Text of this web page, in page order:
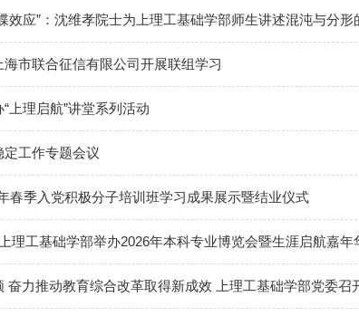
效应”：沈维孝院士为上理工基础学部师生讲述混沌与分形
海市联合征信有限公司开展联组学习
上理启航”讲堂系列活动
工作专题会议
春季入党积极分子培训班学习成果展示暨结业仪式
理工基础学部举办2026年本科专业博览会暨生涯启航嘉年
奋力推动教育综合改革取得新成效 上理工基础学部党委